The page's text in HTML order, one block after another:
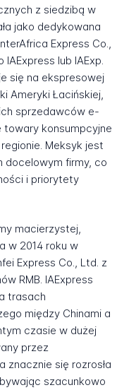
z siedzibą w
jako dedykowana
Express Co.,
lub IAExp.
się na ekspresowej
Ameryki Łacińskiej,
sprzedawców e-
towary konsumpcyjne
Meksyk jest
docelowym firmy, co
i priorytety
macierzystej,
w 2014 roku w
Express Co., Ltd. z
RMB. IAExpress
trasach
między Chinami a
czasie w dużej
przez
znacznie się rozrosła
szacunkowo